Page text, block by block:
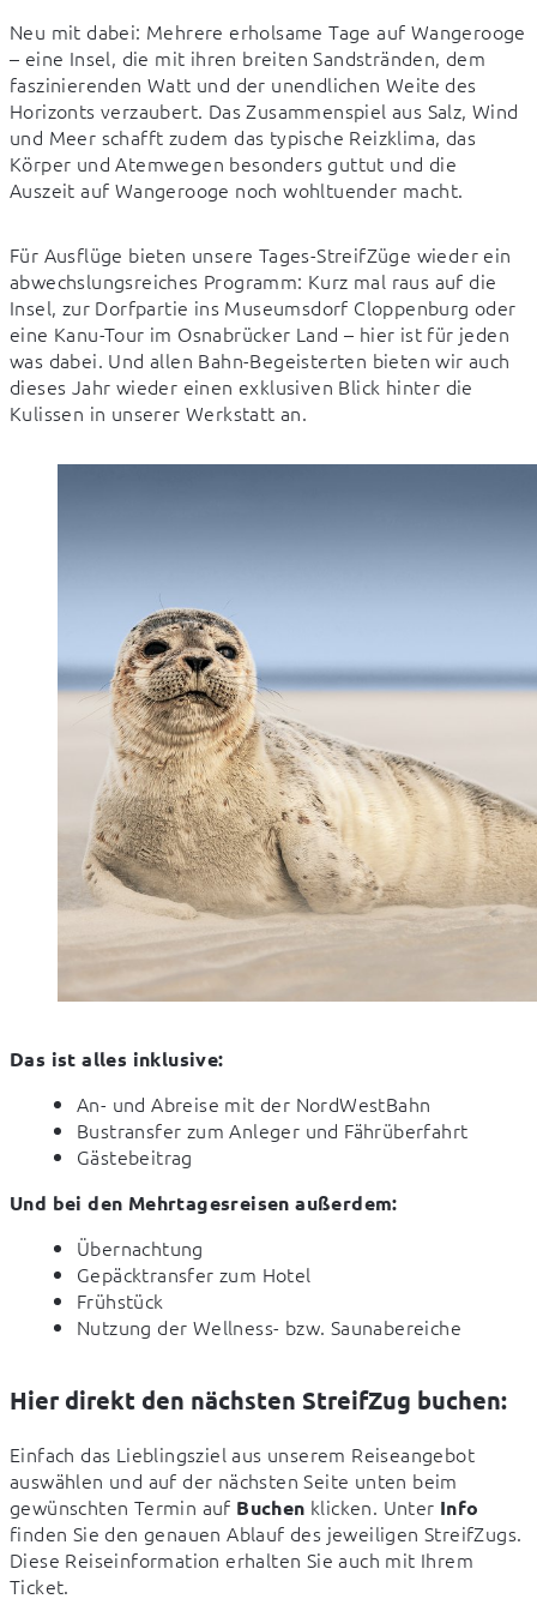
Neu mit dabei: Mehrere erholsame Tage auf Wangerooge
– eine Insel, die mit ihren breiten Sandstränden, dem
faszinierenden Watt und der unendlichen Weite des
Horizonts verzaubert. Das Zusammenspiel aus Salz, Wind
und Meer schafft zudem das typische Reizklima, das
Körper und Atemwegen besonders guttut und die
Auszeit auf Wangerooge noch wohltuender macht.
Für Ausflüge bieten unsere Tages-StreifZüge wieder ein
abwechslungsreiches Programm: Kurz mal raus auf die
Insel, zur Dorfpartie ins Museumsdorf Cloppenburg oder
eine Kanu-Tour im Osnabrücker Land – hier ist für jeden
was dabei. Und allen Bahn-Begeisterten bieten wir auch
dieses Jahr wieder einen exklusiven Blick hinter die
Kulissen in unserer Werkstatt an.
Das ist alles inklusive:
An- und Abreise mit der NordWestBahn
Bustransfer zum Anleger und Fährüberfahrt
Gästebeitrag
Und bei den Mehrtagesreisen außerdem:
Übernachtung
Gepäcktransfer zum Hotel
Frühstück
Nutzung der Wellness- bzw. Saunabereiche
Hier direkt den nächsten StreifZug buchen:
Einfach das Lieblingsziel aus unserem Reiseangebot
auswählen und auf der nächsten Seite unten beim
gewünschten Termin auf Buchen klicken. Unter Info
finden Sie den genauen Ablauf des jeweiligen StreifZugs.
Diese Reiseinformation erhalten Sie auch mit Ihrem
Ticket.